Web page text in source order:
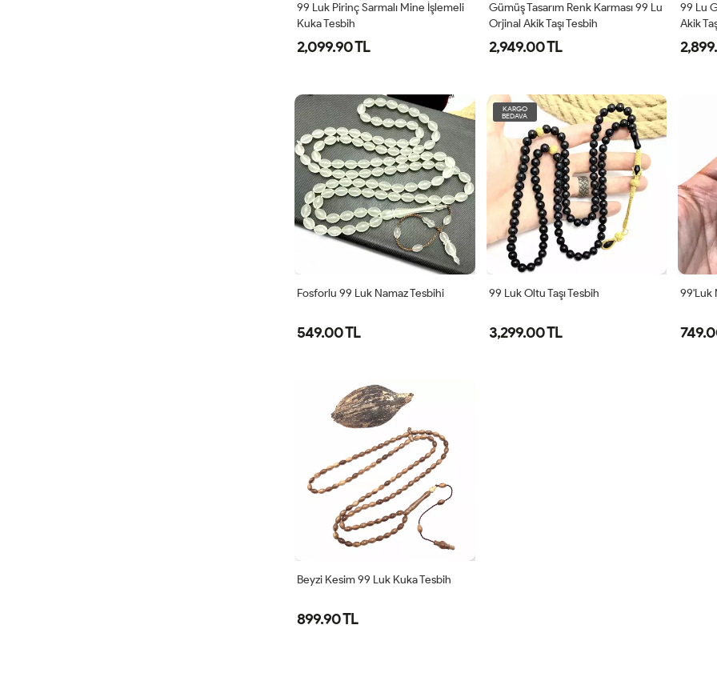
99 Luk Pirinç Sarmalı Mine İşlemeli
Kuka Tesbih
2,099.90 TL
Gümüş Tasarım Renk Karması 99 Lu
Orjinal Akik Taşı Tesbih
2,949.00 TL
99 Lu
Akik
Fosforlu 99 Luk Namaz Tesbihi
549.00 TL
KARGO
BEDAVA
99 Luk Oltu Taşı Tesbih
3,299.00 TL
99'luk
Beyzi Kesim 99 Luk Kuka Tesbih
899.90 TL